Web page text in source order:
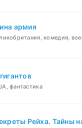
армия
комедия,
фантастика
Рейха. Тайны